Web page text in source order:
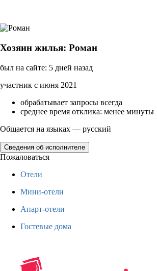
Хозяин жилья: Роман
был на сайте: 5 дней назад
участник с июня 2021
обрабатывает запросы всегда
среднее время отклика: менее минуты
Общается на языках — русский
Сведения об исполнителе
Пожаловаться
Отели
Мини-отели
Апарт-отели
Гостевые дома